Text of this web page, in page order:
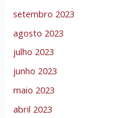
setembro 2023
agosto 2023
julho 2023
junho 2023
maio 2023
abril 2023